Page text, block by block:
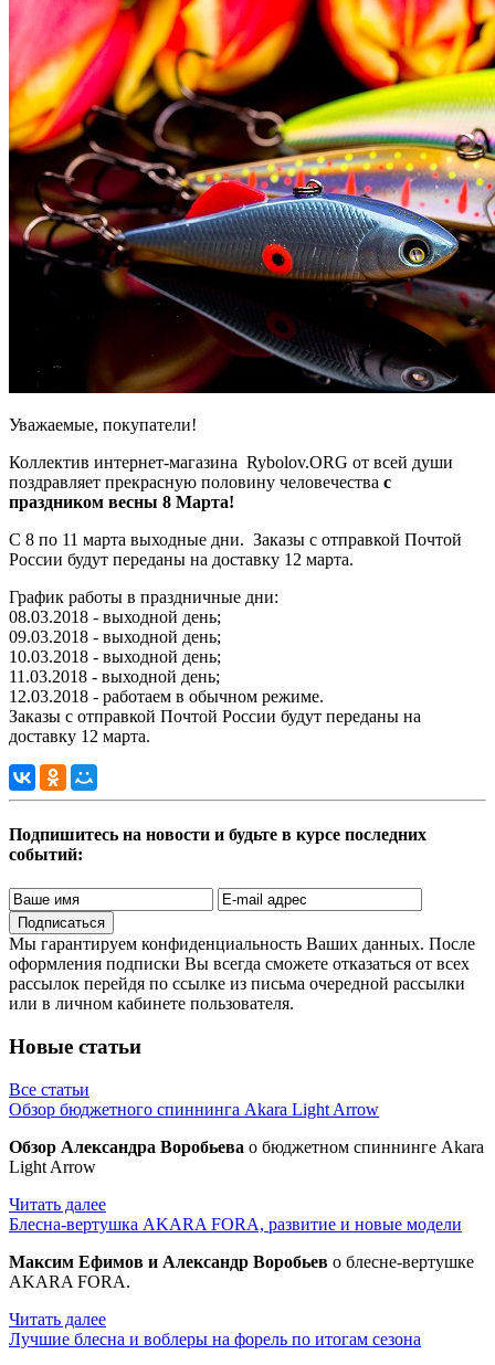
Уважаемые, покупатели!
Коллектив интернет-магазина Rybolov.ORG от всей души
поздравляет прекрасную половину человечества с
праздником весны 8 Марта!
C 8 по 11 марта выходные дни. Заказы с отправкой Почтой
России будут переданы на доставку 12 марта.
График работы в праздничные дни:
08.03.2018 - выходной день;
09.03.2018 - выходной день;
10.03.2018 - выходной день;
11.03.2018 - выходной день;
12.03.2018 - работаем в обычном режиме.
Заказы с отправкой Почтой России будут переданы на
доставку 12 марта.
Подпишитесь на новости и будьте в курсе последних
событий:
Подписаться
Мы гарантируем конфиденциальность Ваших данных. После
оформления подписки Вы всегда сможете отказаться от всех
рассылок перейдя по ссылке из письма очередной рассылки
или в личном кабинете пользователя.
Новые статьи
Все статьи
Обзор бюджетного спиннинга Akara Light Arrow
Обзор Александра Воробьева о бюджетном спиннинге Akara
Light Arrow
Читать далее
Блесна-вертушка AKARA FORA, развитие и новые модели
Максим Ефимов и Александр Воробьев о блесне-вертушке
AKARA FORA.
Читать далее
Лучшие блесна и воблеры на форель по итогам сезона